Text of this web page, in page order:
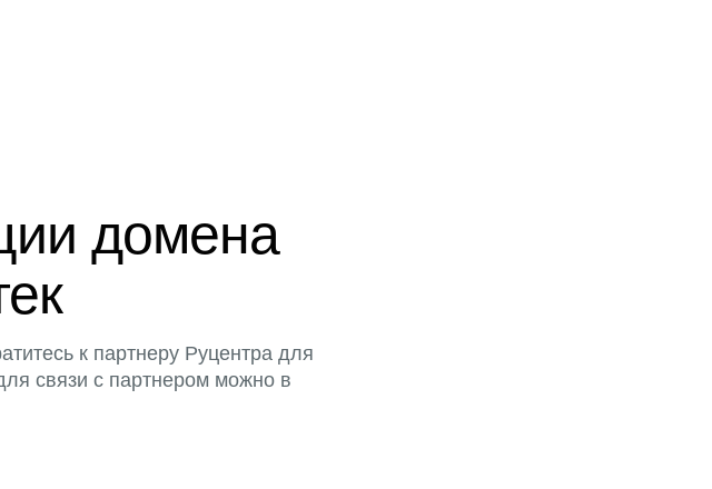
домена
к партнеру Руцентра для
связи с партнером можно в